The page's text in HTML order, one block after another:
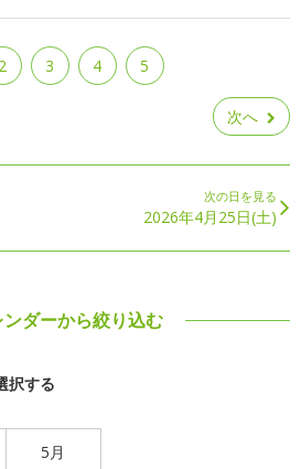
2 3 4 5
次へ
次の日を見る
2026年4月25日(土)
ンダーから絞り込む
択する
5月